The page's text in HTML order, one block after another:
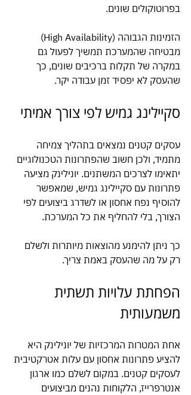
בפרוטוקולים שונים.
הזמינות הגבוהה (High Availability)
מבטיחה שהמערכת תמשיך לפעול גם
במקרה של תקלות ברכיבים שונים, כך
שהעסק לא יפסיד זמן עבודה יקר.
סקיילינג גמיש לפי צורך אמיתי
עסקים קטנים נמצאים בתהליך צמיחה
מתמיד, ולכן חשוב שהפתרונות הטכנולוגיים
יתאימו לצרכים המשתנים. יונילינק מציעה
פתרונות עם סקיילינג גמיש, שמאפשר
להוסיף נפח אחסון או לשדרג ביצועים לפי
הצורך, בלי להחליף את כל המערכת.
כך ניתן להימנע מהוצאות מיותרות ולשלם
רק על מה שהעסק באמת צריך.
הפחתת עלויות תשתית
משמעותית
אחת המטרות המרכזיות של יונילינק היא
להציע פתרונות אחסון עם עלות אטרקטיבית
לעסקים קטנים. במקום לשלם כמו ארגון
אנטרפרייז, הלקוחות נהנים מביצועים